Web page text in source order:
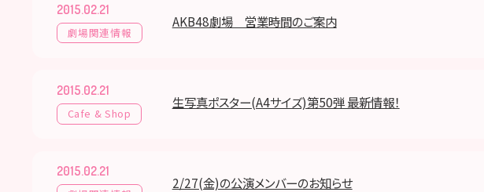
2015.02.21
劇場関連情報
AKB48劇場 営業時間のご案内
2015.02.21
Cafe & Shop
生写真ポスター(A4サイズ)第50弾 最新情報！
2015.02.21
2/27(金)の公演メンバーのお知らせ